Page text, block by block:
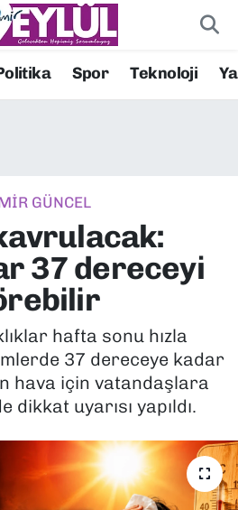
Spor Teknoloji
GÜNCEL
37 dereceyi
hafta sonu hızla
37 dereceye kadar
hava için vatandaşlara
dikkat uyarısı yapıldı.
ve Fikstür